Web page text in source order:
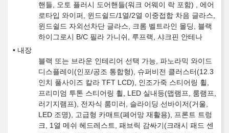
핸들, 오토 플러시 도어핸들(워크 어웨이 락 포함) , 에어
로타입 와이퍼, 윈드쉴드/1열/2열 이중접합 차음 글라스,
윈드쉴드 자외선차단 글라스, 크롬 벨트라인 몰딩, 블랙
하이그로시 B/C 필라 가니쉬, 루프랙, 샤크핀 안테나
내장
블랙 또는 브라운 인테리어 선택 가능, 파노라믹 와이드
디스플레이(인포/공조 통합형), 슈퍼비전 클러스터(12.3
인치 풀사이즈 칼라 TFT LCD), 인조가죽 스티어링 휠,
프리미엄 투톤 스티어링 휠, LED 실내등(맵램프, 룸램프,
러기지램프), 전자식 룸미러, 슬라이딩 선바이저(거울,
LED 조명), 고급형 카매트(폐어망 재활용), 프론트 트렁
크, 1열 메쉬 헤드레스트, 패브릭 감싸기(크래시 패드 센